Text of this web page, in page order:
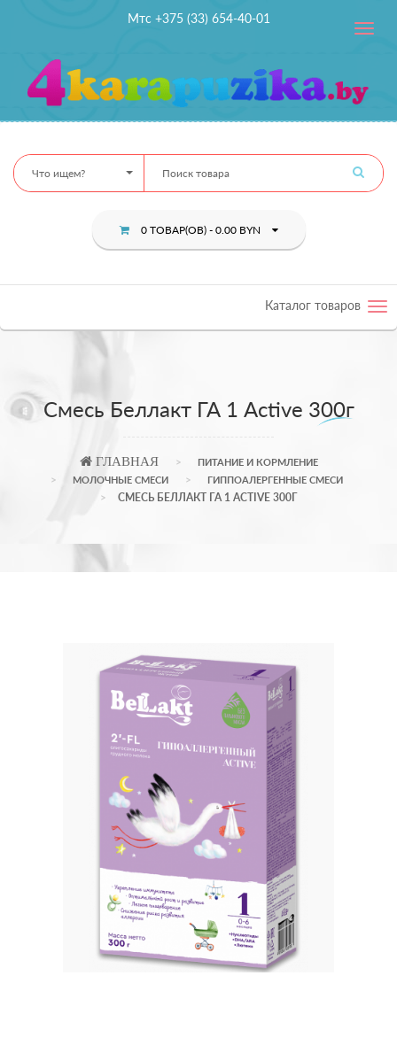
Мтс +375 (33) 654-40-01
Toggle
Что ищем?
0 ТОВАР(ОВ) - 0.00 BYN
Каталог товаров
Смесь Беллакт ГА 1 Active 300г
ГЛАВНАЯ
ПИТАНИЕ И КОРМЛЕНИЕ
МОЛОЧНЫЕ СМЕСИ
ГИППОАЛЕРГЕННЫЕ СМЕСИ
СМЕСЬ БЕЛЛАКТ ГА 1 ACTIVE 300Г